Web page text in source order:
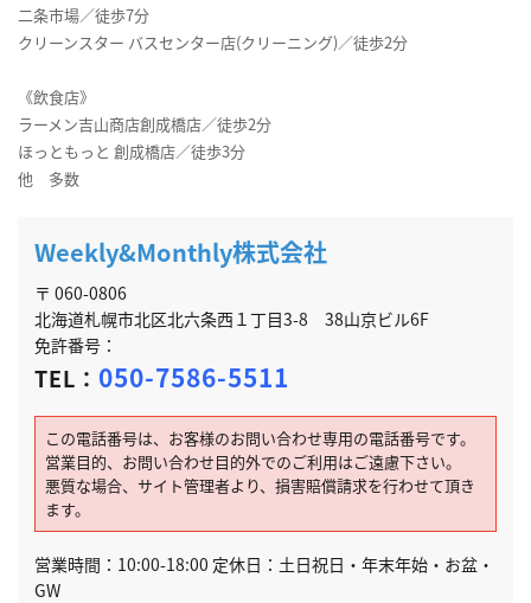
二条市場／徒歩7分
クリーンスター バスセンター店(クリーニング)／徒歩2分
《飲食店》
ラーメン吉山商店創成橋店／徒歩2分
ほっともっと 創成橋店／徒歩3分
他 多数
Weekly&Monthly株式会社
〒 060-0806
北海道札幌市北区北六条西１丁目3-8 38山京ビル6F
免許番号：
TEL： 050-7586-5511
この電話番号は、お客様のお問い合わせ専用の電話番号です。
営業目的、お問い合わせ目的外でのご利用はご遠慮下さい。
悪質な場合、サイト管理者より、損害賠償請求を行わせて頂き
ます。
営業時間：10:00-18:00 定休日：土日祝日・年末年始・お盆・
GW